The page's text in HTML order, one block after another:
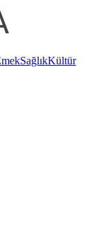
SağlıkKültür